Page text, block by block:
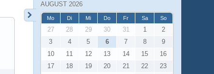
AUGUST 2026
Mo Di Mi Do Fr Sa So
27 28 29 30 31 1
2
3
4 5 6 7 8
9
10
11 12 13 14 15
16
17
18 19 20 21 22
23